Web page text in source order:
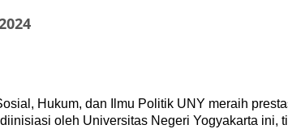
Hukum, dan Ilmu Politik UNY meraih
oleh Universitas Negeri Yogyakarta